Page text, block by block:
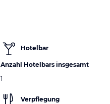
Hotelbar
Anzahl Hotelbars insgesamt
1
Verpflegung